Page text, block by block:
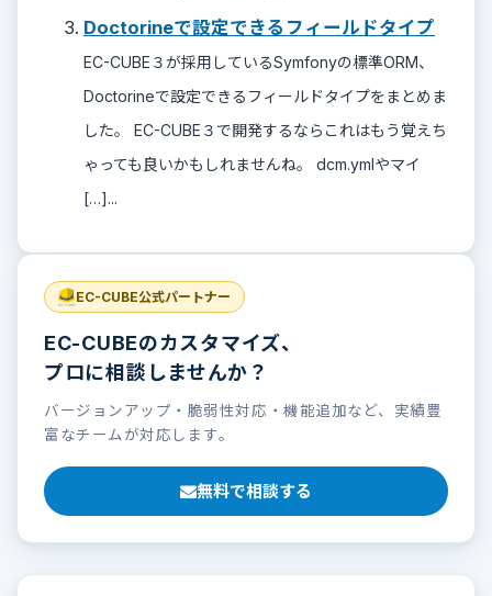
Doctorineで設定できるフィールドタイプ
EC-CUBE３が採用しているSymfonyの標準ORM、
Doctorineで設定できるフィールドタイプをまとめま
した。 EC-CUBE３で開発するならこれはもう覚えち
ゃっても良いかもしれませんね。 dcm.ymlやマイ
[…]...
EC-CUBE公式パートナー
EC-CUBEのカスタマイズ、
プロに相談しませんか？
バージョンアップ・脆弱性対応・機能追加など、実績豊
富なチームが対応します。
無料で相談する